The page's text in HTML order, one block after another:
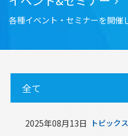
各種イベント・セミナーを開催
2025年08月13日 トピックス